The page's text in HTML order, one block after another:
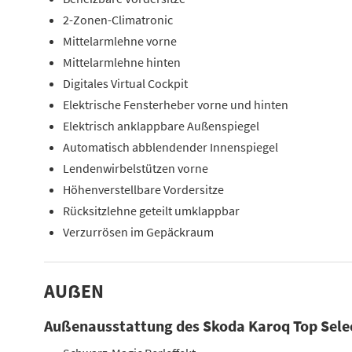
2-Zonen-Climatronic
Mittelarmlehne vorne
Mittelarmlehne hinten
Digitales Virtual Cockpit
Elektrische Fensterheber vorne und hinten
Elektrisch anklappbare Außenspiegel
Automatisch abblendender Innenspiegel
Lendenwirbelstützen vorne
Höhenverstellbare Vordersitze
Rücksitzlehne geteilt umklappbar
Verzurrösen im Gepäckraum
AUẞEN
Außenausstattung des Skoda Karoq Top